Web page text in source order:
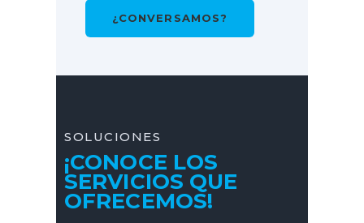
¿CONVERSAMOS?
SOLUCIONES
¡CONOCE LOS
SERVICIOS QUE
OFRECEMOS!